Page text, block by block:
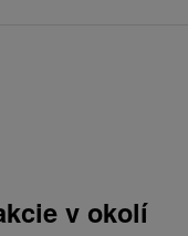
v okolí